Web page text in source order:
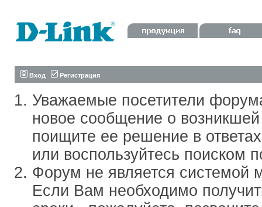
Вход Регистрация
Уважаемые посетители
новое сообщение о
поищите ее решение в
или воспользуйтесь поиском
Форум не является системой
Если Вам необходимо